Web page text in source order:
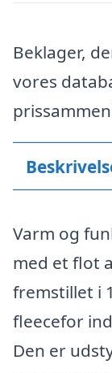
Beklager,
vores
Varm og
med et flot
fremstillet i
fleecefor
Den er